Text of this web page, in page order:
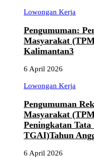
Lowongan Kerja
Pengumuman:
Masyarakat
Kalimantan3
6 April 2026
Lowongan Kerja
Pengumuman
Masyarakat
Peningkatan
TGAI)Tahun
6 April 2026